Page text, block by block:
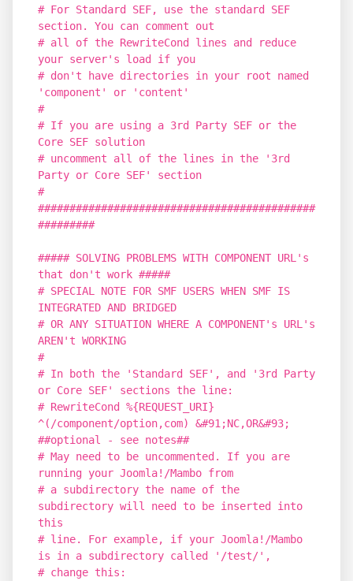
# For Standard SEF, use the standard SEF
section. You can comment out
# all of the RewriteCond lines and reduce
your server's load if you
# don't have directories in your root named
'component' or 'content'
#
# If you are using a 3rd Party SEF or the
Core SEF solution
# uncomment all of the lines in the '3rd
Party or Core SEF' section
#
############################################
#########
##### SOLVING PROBLEMS WITH COMPONENT URL's
that don't work #####
# SPECIAL NOTE FOR SMF USERS WHEN SMF IS
INTEGRATED AND BRIDGED
# OR ANY SITUATION WHERE A COMPONENT's URL's
AREN't WORKING
#
# In both the 'Standard SEF', and '3rd Party
or Core SEF' sections the line:
# RewriteCond %{REQUEST_URI}
^(/component/option,com) &#91;NC,OR&#93;
##optional - see notes##
# May need to be uncommented. If you are
running your Joomla!/Mambo from
# a subdirectory the name of the
subdirectory will need to be inserted into
this
# line. For example, if your Joomla!/Mambo
is in a subdirectory called '/test/',
# change this: